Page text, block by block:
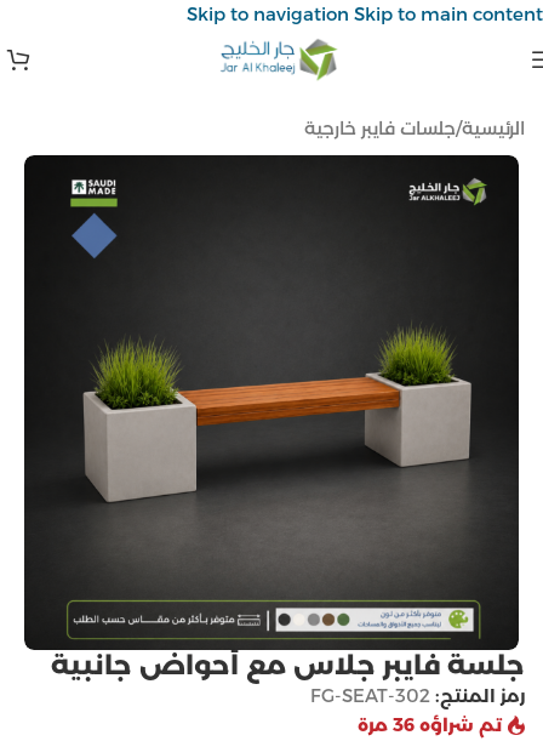
Skip to navigation Skip to main content
الرئيسية/جلسات فايبر خارجية
جلسة فايبر جلاس مع أحواض جانبية
رمز المنتج: FG-SEAT-302
تم شراؤه 36 مرة